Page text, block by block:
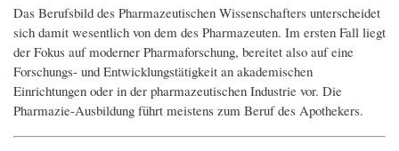
Das Berufsbild des Pharmazeutischen Wissenschafters unterscheidet
sich damit wesentlich von dem des Pharmazeuten. Im ersten Fall liegt
der Fokus auf moderner Pharmaforschung, bereitet also auf eine
Forschungs- und Entwicklungstätigkeit an akademischen
Einrichtungen oder in der pharmazeutischen Industrie vor. Die
Pharmazie-Ausbildung führt meistens zum Beruf des Apothekers.